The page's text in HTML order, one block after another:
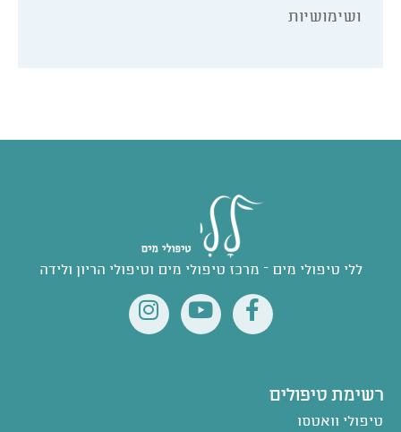
ושימושיות
ללי טיפולי מים – מרכז טיפולי מים וטיפולי הריון ולידה
רשימת טיפולים
טיפולי וואטסו